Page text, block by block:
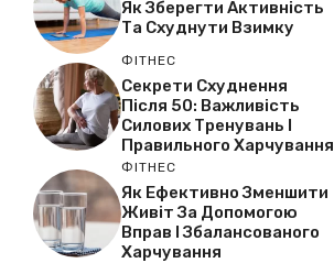
Як Зберегти Активність
Та Схуднути Взимку
ФІТНЕС
Секрети Схуднення
Після 50: Важливість
Силових Тренувань І
Правильного Харчування
ФІТНЕС
Як Ефективно Зменшити
Живіт За Допомогою
Вправ І Збалансованого
Харчування